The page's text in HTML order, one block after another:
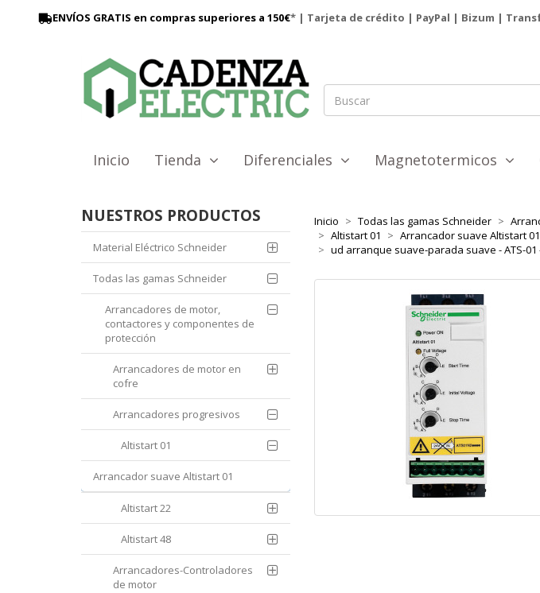
ENVÍOS GRATIS en compras superiores a 150€* | Tarjeta de crédito | PayPal | Bizum |
Inicio Tienda Diferenciales Magnetotermicos
Inicio Todas las gamas Schneider
Altistart 01
Arrancador suave Altistart 01
ud arranque suave-parada suave - ATS-01 -
NUESTROS PRODUCTOS
Material Eléctrico Schneider
Todas las gamas Schneider
Arrancadores de motor,
contactores y componentes de
protección
Arrancadores de motor en
cofre
Arrancadores progresivos
Altistart 01
Arrancador suave Altistart 01
Altistart 22
Altistart 48
Arrancadores-Controladores
de motor